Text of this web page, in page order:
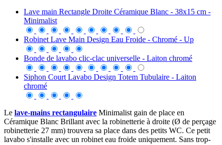
Lave main Rectangle Droite Céramique Blanc - 38x15 cm -
Minimalist
Robinet Lave Main Design Eau Froide - Chromé - Up
Bonde de lavabo clic-clac universelle - Laiton chromé
Siphon Court Lavabo Design Totem Tubulaire - Laiton
chromé
Le lave-mains rectangulaire Minimalist gain de place en
Céramique Blanc Brillant avec la robinetterie à droite (Ø de perçage
robinetterie 27 mm) trouvera sa place dans des petits WC. Ce petit
lavabo s'installe avec un robinet eau froide uniquement. Sans trop-